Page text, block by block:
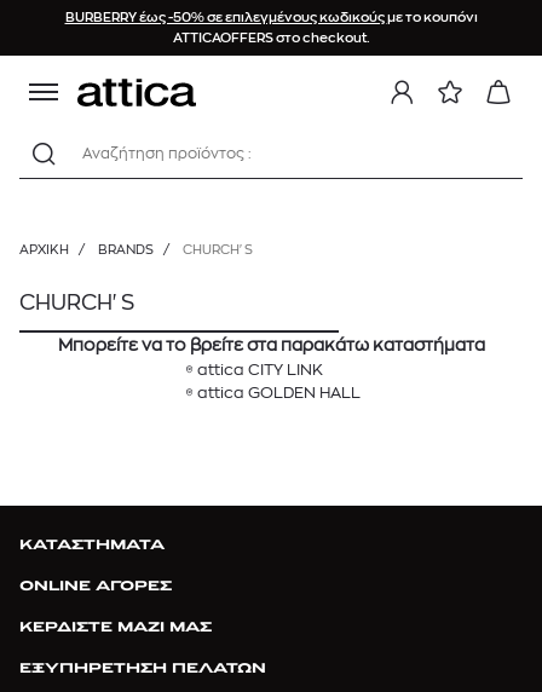
BURBERRY έως -50% σε επιλεγμένους κωδικούςμε το κουπόνι
ATTICAOFFERS στο checkout.
Αναζήτηση προϊόντος :
ΑΡΧΙΚΉ / BRANDS / CHURCH'S
CHURCH'S
Μπορείτε να το βρείτε στα παρακάτω καταστήματα
attica CITY LINK
attica GOLDEN HALL
ΚΑΤΑΣΤΗΜΑΤΑ
ONLINE ΑΓΟΡΕΣ
ΚΕΡΔΙΣΤΕ ΜΑΖΙ ΜΑΣ
ΕΞΥΠΗΡΕΤΗΣΗ ΠΕΛΑΤΩΝ